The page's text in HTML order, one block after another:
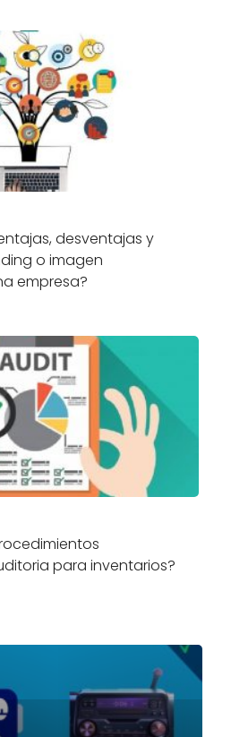
desventajas y
o imagen
empresa?
para inventarios?